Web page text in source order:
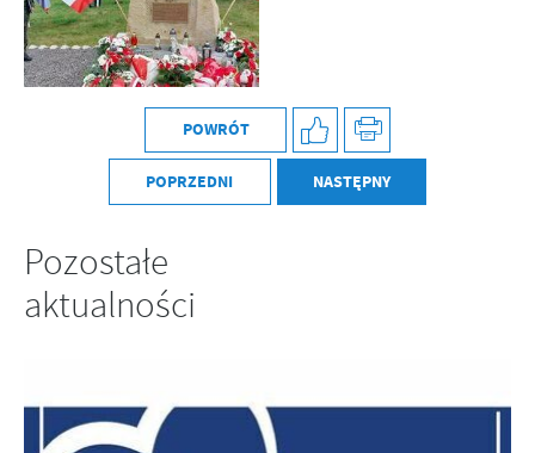
POWRÓT
POPRZEDNI NASTĘPNY
Pozostałe
aktualności